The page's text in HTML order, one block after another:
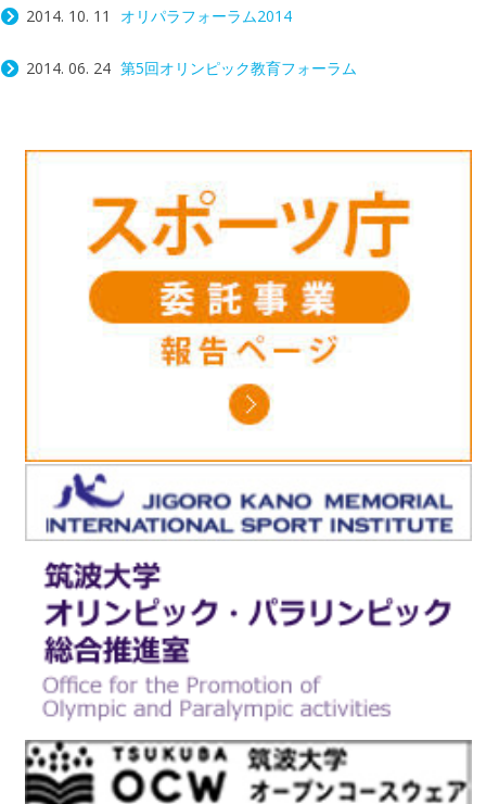
2014. 10. 11 オリパラフォーラム2014
2014. 06. 24 第5回オリンピック教育フォーラム